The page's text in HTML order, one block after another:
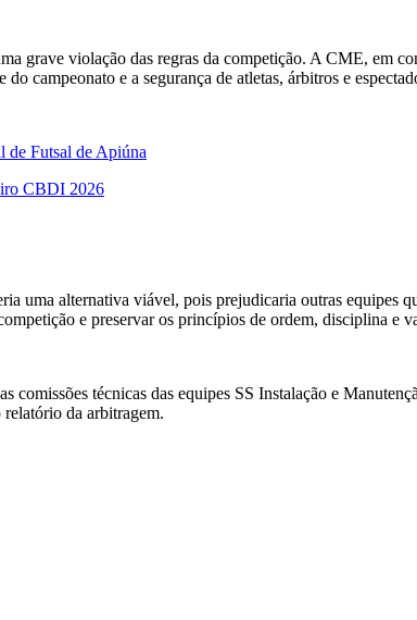
grave violação das regras da competição. A CME, em
campeonato e a segurança de atletas, árbitros e
de Futsal de Apiúna
CBDI 2026
uma alternativa viável, pois prejudicaria outras
e preservar os princípios de ordem, disciplina e
comissões técnicas das equipes SS Instalação e
da arbitragem.